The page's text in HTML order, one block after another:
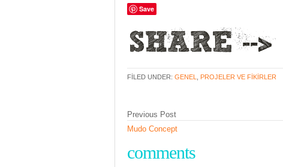
Save
FILED UNDER: GENEL PROJELER VE FIKIRLER
Previous Post
Mudo Concept
comments